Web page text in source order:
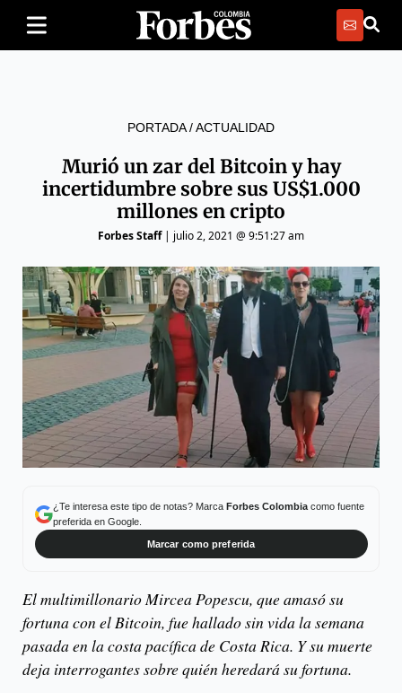
PORTADA/ACTUALIDAD
Murió un zar del Bitcoin y hay
incertidumbre sobre sus US$1.000
millones en cripto
Forbes Staff| julio 2, 2021 @ 9:51:27 am
¿Te interesa este tipo de notas? Marca Forbes Colombiacomo fuente
preferida en Google.
Marcar como preferida
El multimillonario Mircea Popescu, que amasó su
fortuna con el Bitcoin, fue hallado sin vida la semana
pasada en la costa pacífica de Costa Rica. Y su muerte
deja interrogantes sobre quién heredará su fortuna.